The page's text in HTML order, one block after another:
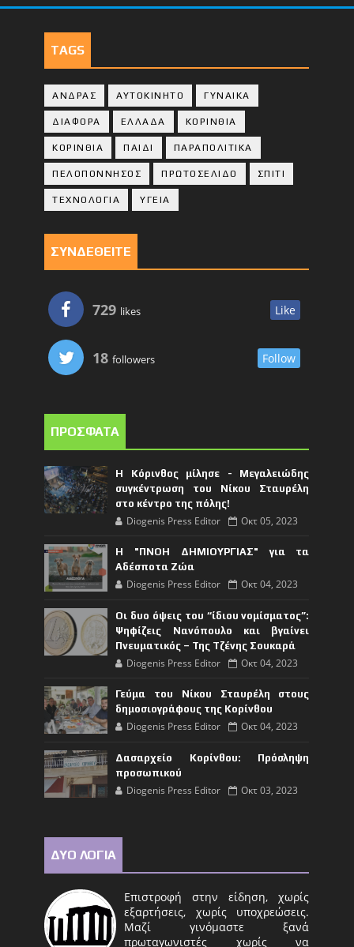
TAGS
ΑΝΔΡΑΣ ΑΥΤΟΚΙΝΗΤΟ ΓΥΝΑΙΚΑ
ΔΙΑΦΟΡΑ ΕΛΛΑΔΑ ΚΟΡΙΝΘΙΑ
ΚΟΡΙΝΘΙA ΠΑΙΔΙ ΠΑΡΑΠΟΛΙΤΙΚΑ
ΠΕΛΟΠΟΝΝΗΣΟΣ ΠΡΩΤΟΣΕΛΙΔΟ ΣΠΙΤΙ
ΤΕΧΝΟΛΟΓΙΑ ΥΓΕΙΑ
ΣΥΝΔΕΘΕΙΤΕ
729 likes Like
18 followers Follow
ΠΡΟΣΦΑΤΑ
Η Κόρινθος μίλησε - Μεγαλειώδης
συγκέντρωση του Νίκου Σταυρέλη
στο κέντρο της πόλης!
Diogenis Press Editor Οκτ 05, 2023
Η "ΠΝΟΗ ΔΗΜΙΟΥΡΓΙΑΣ" για τα
Αδέσποτα Ζώα
Diogenis Press Editor Οκτ 04, 2023
Οι δυο όψεις του “ίδιου νομίσματος”:
Ψηφίζεις Νανόπουλο και βγαίνει
Πνευματικός – Της Τζένης Σουκαρά
Diogenis Press Editor Οκτ 04, 2023
Γεύμα του Νίκου Σταυρέλη στους
δημοσιογράφους της Κορίνθου
Diogenis Press Editor Οκτ 04, 2023
Δασαρχείο Κορίνθου: Πρόσληψη
προσωπικού
Diogenis Press Editor Οκτ 03, 2023
ΔΥΟ ΛΟΓΙΑ
Επιστροφή στην είδηση, χωρίς
εξαρτήσεις, χωρίς υποχρεώσεις.
Μαζί γινόμαστε ξανά
πρωταγωνιστές χωρίς να